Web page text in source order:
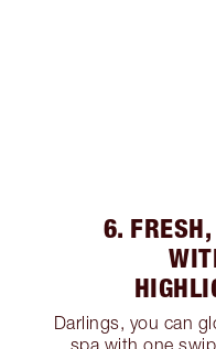
6.
Darlings, you can
spa with one